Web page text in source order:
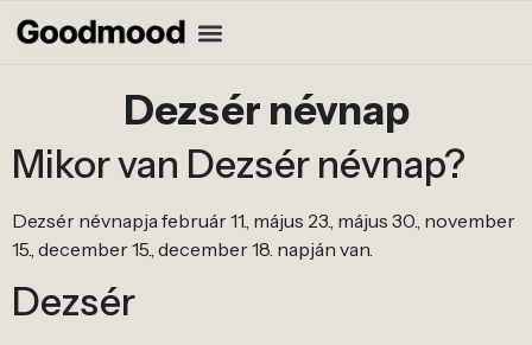
Dezsér névnap
Mikor van Dezsér névnap?
Dezsér névnapja február 11., május 23., május 30., november
15., december 15., december 18. napján van.
Dezsér